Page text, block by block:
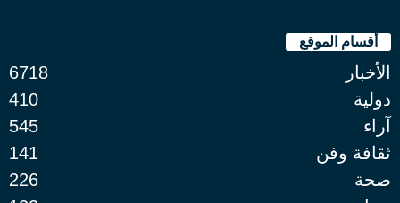
أقسام الموقع
الأخبار
6718
دولية
410
آراء
545
ثقافة وفن
141
صحة
226